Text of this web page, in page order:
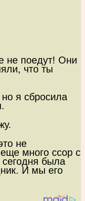
не поедут! Они
что ты
я сбросила
не
много ссор с
была
И мы его